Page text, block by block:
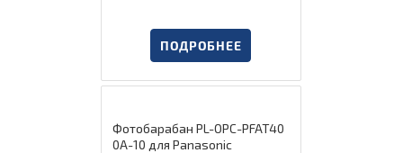
ПОДРОБНЕЕ
Фотобарабан PL-OPC-PFAT40
0A-10 для Panasonic